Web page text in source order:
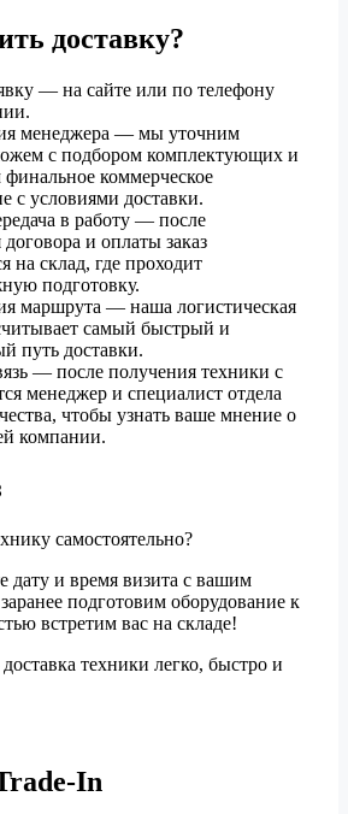
доставку?
— на сайте или по телефону
менеджера — мы уточним
с подбором комплектующих и
коммерческое
с условиями доставки.
в работу — после
и оплаты заказ
на склад, где проходит
подготовку.
маршрута — наша логистическая
самый быстрый и
путь доставки.
— после получения техники с
менеджер и специалист отдела
чтобы узнать ваше мнение о
компании.
самостоятельно?
дату и время визита с вашим
подготовим оборудование к
встретим вас на складе!
техники легко, быстро и
In